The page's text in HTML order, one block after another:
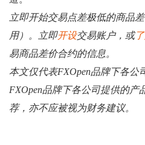
立即开始交易点差极低的商品
用）。立即开设交易账户，或
易商品差价合约的信息。
本文仅代表FXOpen品牌下各公
FXOpen品牌下各公司提供的产
荐，亦不应被视为财务建议。